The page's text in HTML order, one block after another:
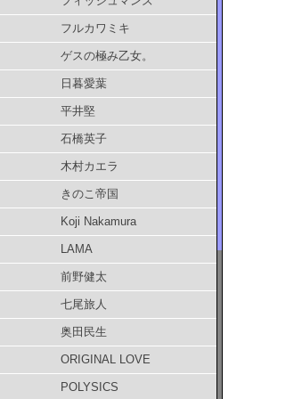
フルカワミキ
ゲスの極み乙女。
日暮愛葉
平井堅
石橋英子
木村カエラ
きのこ帝国
Koji Nakamura
LAMA
前野健太
七尾旅人
奥田民生
ORIGINAL LOVE
POLYSICS